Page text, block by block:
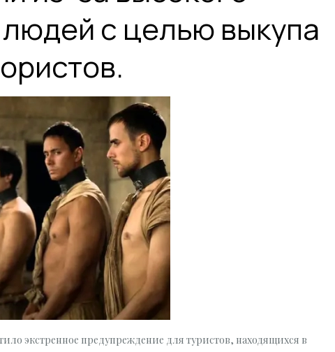
с целью выкупа
экстренное предупреждение для туристов, находящихся в